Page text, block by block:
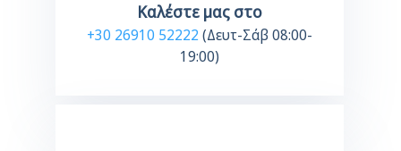
Καλέστε μας στο
+30 26910 52222(Δευτ-Σάβ 08:00-
19:00)